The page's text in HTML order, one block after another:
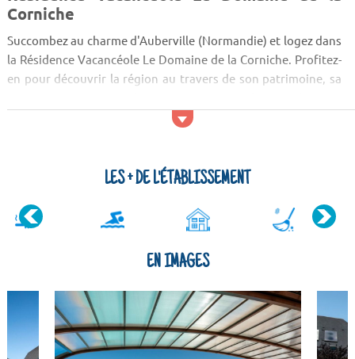
Corniche
Succombez au charme d'Auberville (Normandie) et logez dans
la Résidence Vacancéole Le Domaine de la Corniche. Profitez-
en pour découvrir la région au travers de son patrimoine, sa
ressourcer, pensez au Mont Canisy et aux falaises des Vaches
Activités et services
parc aquatique situé dans les environs de la Résidence Le
Domaine de la Corniche...
LES + DE L'ÉTABLISSEMENT
EN IMAGES